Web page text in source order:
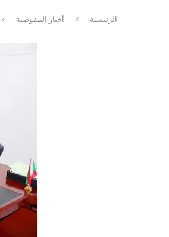
الرئيسية أخبار المفوضية